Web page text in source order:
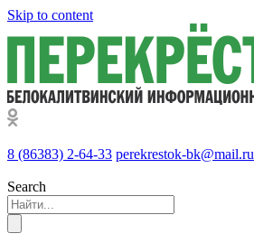
Skip to content
8 (86383) 2-64-33 perekrestok-bk@mail.ru
Search